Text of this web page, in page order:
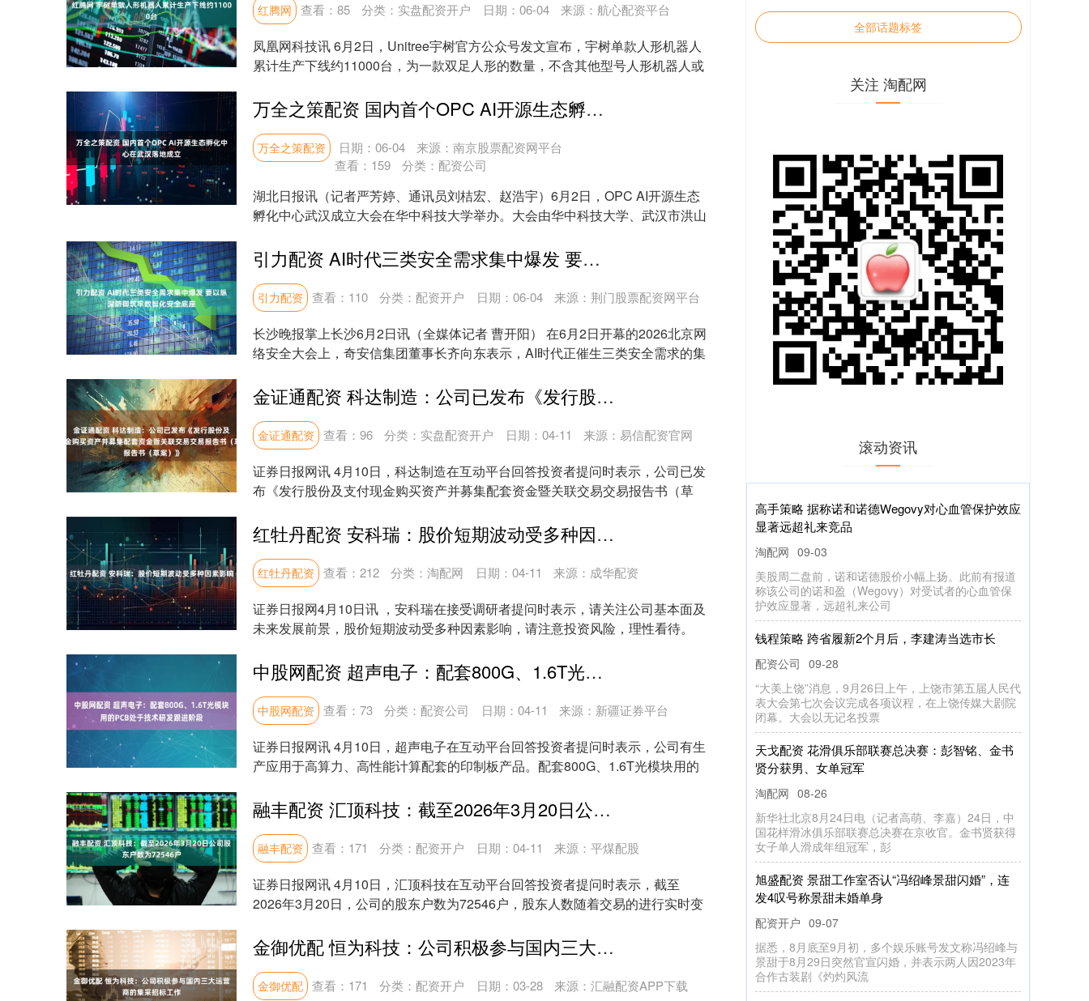
红腾网 日期：06-04 来源：航心配资平台
查看： 85 分类： 实盘配资开户
凤凰网科技讯 6月2日，Unitree宇树官方公众号发文宣布，宇树单款人形机器人
累计生产下线约11000台，为一款双足人形的数量，不含其他型号人形机器人或
万全之策配资 国内首个OPC AI开源生态孵化中心在武汉落地成立
万全之策配资 日期：06-04
来源：南京股票配资网平台
查看： 159 分类： 配资公司
湖北日报讯（记者严芳婷、通讯员刘桔宏、赵浩宇）6月2日，OPC AI开源生态
孵化中心武汉成立大会在华中科技大学举办。大会由华中科技大学、武汉市洪山
引力配资 AI时代三类安全需求集中爆发 要以纵深防御筑牢数智化安全底座
引力配资 日期：06-04 来源：荆门股票配资网平台
查看： 110 分类： 配资开户
长沙晚报掌上长沙6月2日讯（全媒体记者 曹开阳） 在6月2日开幕的2026北京网
络安全大会上，奇安信集团董事长齐向东表示，AI时代正催生三类安全需求的集
金证通配资 科达制造：公司已发布《发行股份及支付现金购买资产并募集配套资金暨关联交易交易报告书（草案）》
金证通配资 日期：04-11 来源：易信配资官网
查看： 96 分类： 实盘配资开户
证券日报网讯 4月10日，科达制造在互动平台回答投资者提问时表示，公司已发
布《发行股份及支付现金购买资产并募集配套资金暨关联交易交易报告书（草
红牡丹配资 安科瑞：股价短期波动受多种因素影响
红牡丹配资 日期：04-11 来源：成华配资
查看： 212 分类： 淘配网
证券日报网4月10日讯 ，安科瑞在接受调研者提问时表示，请关注公司基本面及
未来发展前景，股价短期波动受多种因素影响，请注意投资风险，理性看待。
中股网配资 超声电子：配套800G、1.6T光模块用的PCB处于技术研发跟进阶段
中股网配资 日期：04-11 来源：新疆证券平台
查看： 73 分类： 配资公司
证券日报网讯 4月10日，超声电子在互动平台回答投资者提问时表示，公司有生
产应用于高算力、高性能计算配套的印制板产品。配套800G、1.6T光模块用的
融丰配资 汇顶科技：截至2026年3月20日公司股东户数为72546户
融丰配资 日期：04-11 来源：平煤配股
查看： 171 分类： 配资开户
证券日报网讯 4月10日，汇顶科技在互动平台回答投资者提问时表示，截至
2026年3月20日，公司的股东户数为72546户，股东人数随着交易的进行实时变
金御优配 恒为科技：公司积极参与国内三大运营商的集采招标工作
金御优配 日期：03-28 来源：汇融配资APP下载
查看： 171 分类： 配资开户
全部话题标签
关注 淘配网
滚动资讯
高手策略 据称诺和诺德Wegovy对心血管保护效应
显著远超礼来竞品
淘配网 09-03
美股周二盘前，诺和诺德股价小幅上扬。此前有报道
称该公司的诺和盈（Wegovy）对受试者的心血管保
护效应显著，远超礼来公司
钱程策略 跨省履新2个月后，李建涛当选市长
配资公司 09-28
“大美上饶”消息，9月26日上午，上饶市第五届人民代
表大会第七次会议完成各项议程，在上饶传媒大剧院
闭幕。大会以无记名投票
天戈配资 花滑俱乐部联赛总决赛：彭智铭、金书
贤分获男、女单冠军
淘配网 08-26
新华社北京8月24日电（记者高萌、李嘉）24日，中
国花样滑冰俱乐部联赛总决赛在京收官。金书贤获得
女子单人滑成年组冠军，彭
旭盛配资 景甜工作室否认“冯绍峰景甜闪婚”，连
发4叹号称景甜未婚单身
配资开户 09-07
据悉，8月底至9月初，多个娱乐账号发文称冯绍峰与
景甜于8月29日突然官宣闪婚，并表示两人因2023年
合作古装剧《灼灼风流